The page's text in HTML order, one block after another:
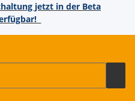
jetzt in der Beta